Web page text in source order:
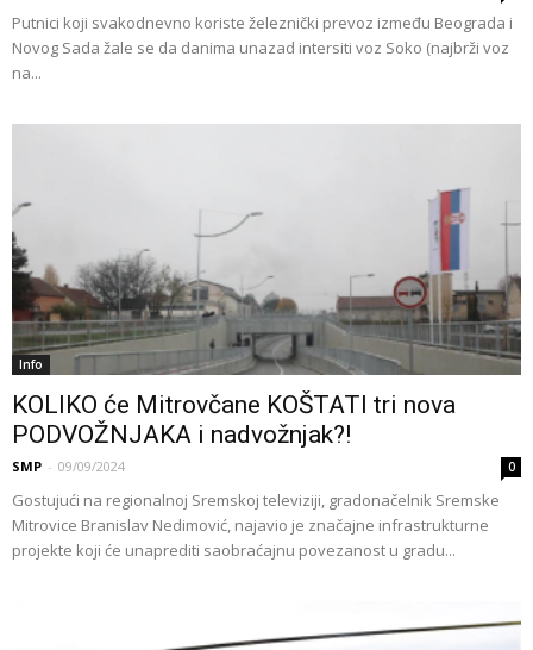
Putnici koji svakodnevno koriste železnički prevoz između Beograda i
Novog Sada žale se da danima unazad intersiti voz Soko (najbrži voz
na...
Info
KOLIKO će Mitrovčane KOŠTATI tri nova
PODVOŽNJAKA i nadvožnjak?!
SMP - 09/09/2024 0
Gostujući na regionalnoj Sremskoj televiziji, gradonačelnik Sremske
Mitrovice Branislav Nedimović, najavio je značajne infrastrukturne
projekte koji će unaprediti saobraćajnu povezanost u gradu...